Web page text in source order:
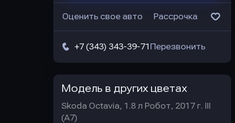
Оценить свое авто Рассрочка
+7 (343) 343-39-71 Перезвонить
Модель в других цветах
Skoda Octavia, 1.8 л Робот, 2017 г. III
(A7)